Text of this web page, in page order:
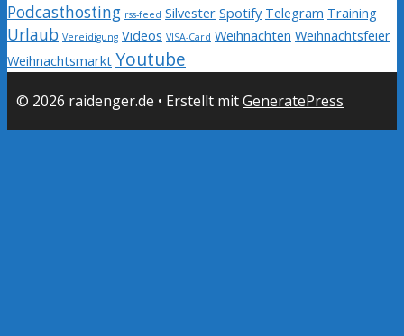
Podcasthosting rss-feed Silvester Spotify Telegram Training
Urlaub Vereidigung Videos VISA-Card Weihnachten Weihnachtsfeier
Weihnachtsmarkt Youtube
© 2026 raidenger.de • Erstellt mitGeneratePress